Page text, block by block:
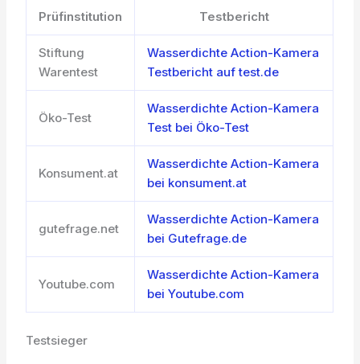
Prüfinstitution Testbericht
Stiftung
Warentest
Wasserdichte Action-Kamera
Testbericht auf test.de
Öko-Test
Wasserdichte Action-Kamera
Test bei Öko-Test
Konsument.at
Wasserdichte Action-Kamera
bei konsument.at
gutefrage.net
Wasserdichte Action-Kamera
bei Gutefrage.de
Youtube.com
Wasserdichte Action-Kamera
bei Youtube.com
Testsieger